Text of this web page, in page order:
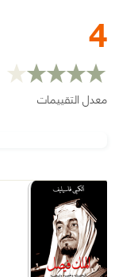
4
معدل التقييمات